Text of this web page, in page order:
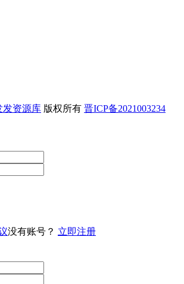
发资源库 版权所有 晋ICP备2021003234
没有账号？ 立即注册